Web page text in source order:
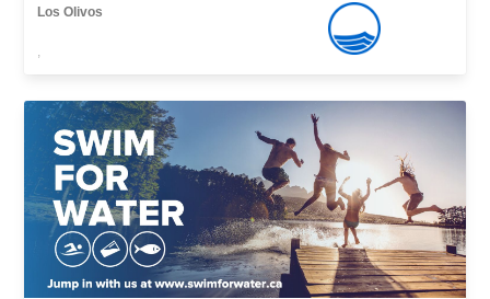
Los Olivos
,